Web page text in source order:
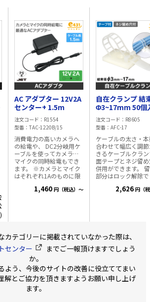
AC アダプター 12V2A
センター+ 1.5m
注文コード
R1554
型番
TAC-1220B/15
消費電力の高いカメラへ
の給電や、 DC2分岐用ケ
ーブルを使ってカメラと
マイクの同時給電もでき
ます。 ※カメラとマイク
はそれぞれ1Aのものに限
力:12V・2A 入力:100～
長さ:1.5m ご使用される
機器の仕様をよくご確認
の上でご利用下さい。
1,460 円（税込）～
自在クランプ 結
Φ3~17mm 50個
注文コード
R8605
型番
AFC-17
ケーブルの太さ・
合わせて幅広く調
きるケーブルクラ
面テープとネジ留
併用ができます。 留め具
部分はロック解除
す。 同軸ケーブル
Cat.6のLANケーブ
本まとめています。
2,626 円（
カテゴリーに掲載されていなかった際は、
センター
までご一報頂けますでしょう
か。
よう、今後のサイトの改善に役立ててまい
解とご協力を頂きますようお願い申し上げ
ます。